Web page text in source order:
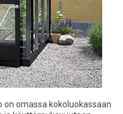
omassa kokoluokassaan